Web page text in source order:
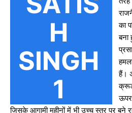
का
हैं।
जिसके आगामी महीनों में भी उच्च स्तर पर बने